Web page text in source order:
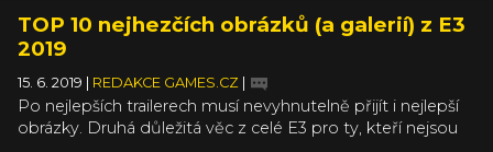
TOP 10 nejhezčích obrázků (a galerií) z E3
2019
15. 6. 2019 REDAKCE GAMES.CZ
Po nejlepších trailerech musí nevyhnutelně přijít i nejlepší
obrázky. Druhá důležitá věc z celé E3 pro ty, kteří nejsou